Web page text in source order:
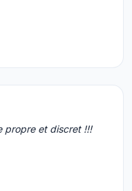
propre et discret !!!